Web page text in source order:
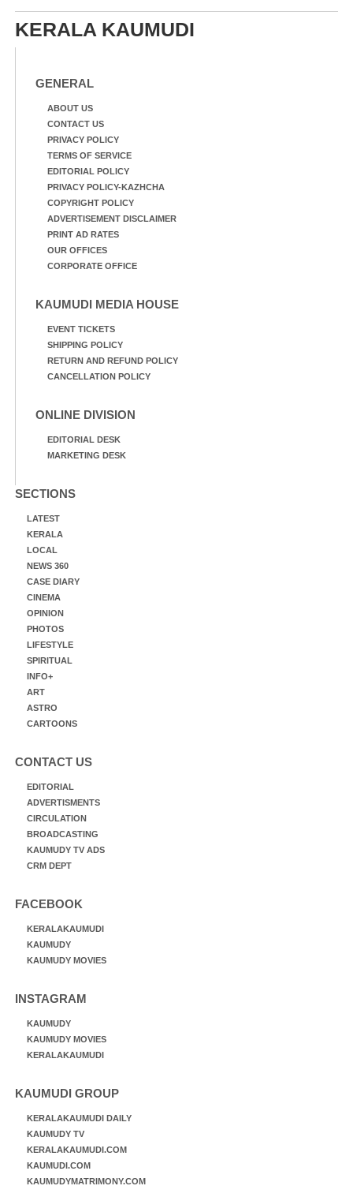
KERALA KAUMUDI
GENERAL
ABOUT US
CONTACT US
PRIVACY POLICY
TERMS OF SERVICE
EDITORIAL POLICY
PRIVACY POLICY-KAZHCHA
COPYRIGHT POLICY
ADVERTISEMENT DISCLAIMER
PRINT AD RATES
OUR OFFICES
CORPORATE OFFICE
KAUMUDI MEDIA HOUSE
EVENT TICKETS
SHIPPING POLICY
RETURN AND REFUND POLICY
CANCELLATION POLICY
ONLINE DIVISION
EDITORIAL DESK
MARKETING DESK
SECTIONS
LATEST
KERALA
LOCAL
NEWS 360
CASE DIARY
CINEMA
OPINION
PHOTOS
LIFESTYLE
SPIRITUAL
INFO+
ART
ASTRO
CARTOONS
CONTACT US
EDITORIAL
ADVERTISMENTS
CIRCULATION
BROADCASTING
KAUMUDY TV ADS
CRM DEPT
FACEBOOK
KERALAKAUMUDI
KAUMUDY
KAUMUDY MOVIES
INSTAGRAM
KAUMUDY
KAUMUDY MOVIES
KERALAKAUMUDI
KAUMUDI GROUP
KERALAKAUMUDI DAILY
KAUMUDY TV
KERALAKAUMUDI.COM
KAUMUDI.COM
KAUMUDYMATRIMONY.COM